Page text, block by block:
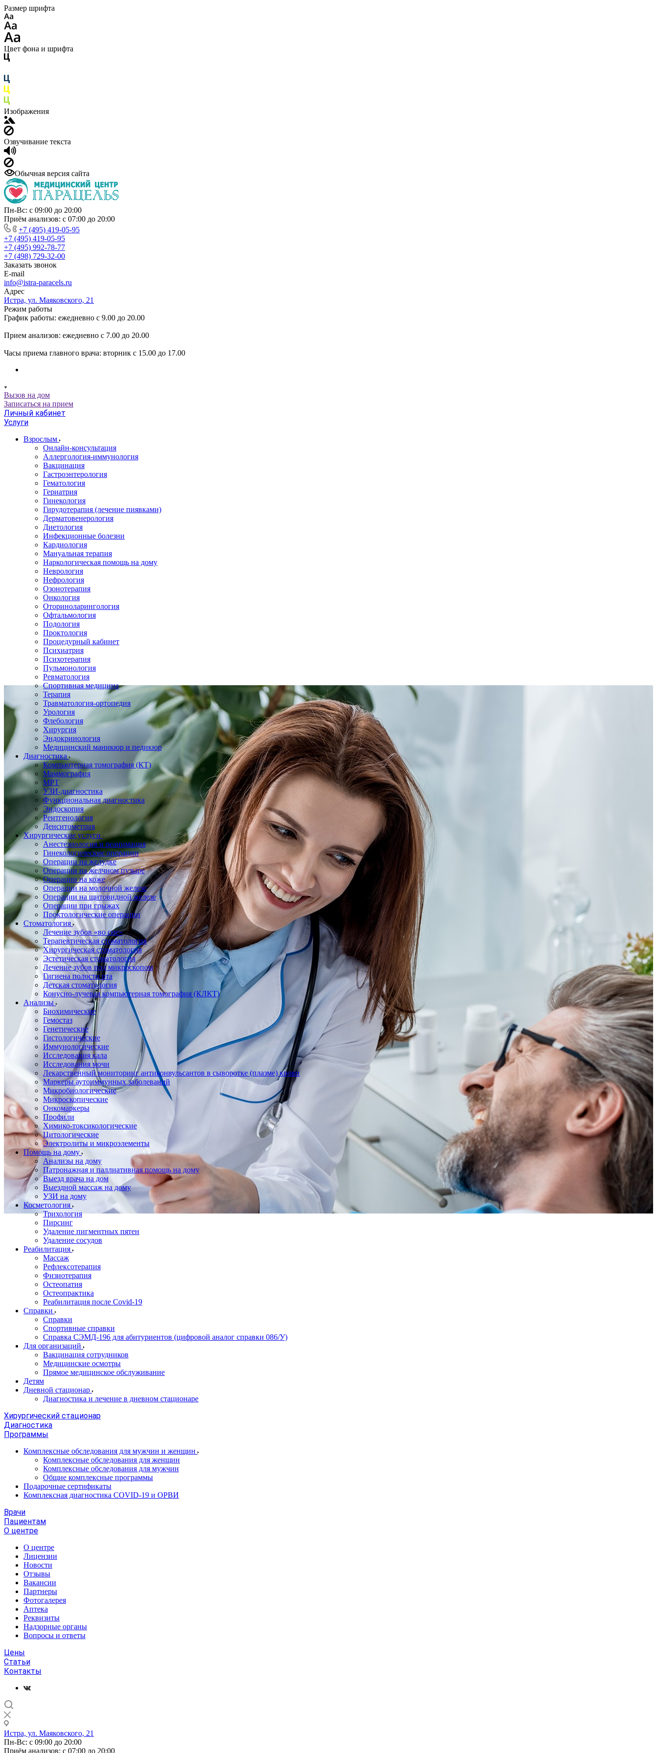
Размер шрифта
Цвет фона и шрифта
Изображения
Озвучивание текста
Обычная версия сайта
Пн-Вс: с 09:00 до 20:00
Приём анализов: с 07:00 до 20:00
+7 (495) 419-05-95
+7 (495) 419-05-95
+7 (495) 992-78-77
+7 (498) 729-32-00
Заказать звонок
E-mail
info@istra-paracels.ru
Адрес
Истра, ул. Маяковского, 21
Режим работы
График работы: ежедневно с 9.00 до 20.00
Прием анализов: ежедневно с 7.00 до 20.00
Часы приема главного врача: вторник с 15.00 до 17.00
Вызов на дом
Записаться на прием
Личный кабинет
Услуги
Взрослым
Онлайн-консультация
Аллергология-иммунология
Вакцинация
Гастроэнтерология
Гематология
Гериатрия
Гинекология
Гирудотерапия (лечение пиявками)
Дерматовенерология
Диетология
Инфекционные болезни
Кардиология
Мануальная терапия
Наркологическая помощь на дому
Неврология
Нефрология
Озонотерапия
Онкология
Оториноларингология
Офтальмология
Подология
Проктология
Процедурный кабинет
Психиатрия
Психотерапия
Пульмонология
Ревматология
Спортивная медицина
Терапия
Травматология-ортопедия
Урология
Флебология
Хирургия
Эндокринология
Медицинский маникюр и педикюр
Диагностика
Компьютерная томография (КТ)
Маммография
МРТ
УЗИ-диагностика
Функциональная диагностика
Эндоскопия
Рентгенология
Денситометрия
Хирургические услуги
Анестезиология и реанимация
Гинекологические операции
Операции на желудке
Операции на желчном пузыре
Операции на коже
Операции на молочной железе
Операции на щитовидной железе
Операции при грыжах
Проктологические операции
Стоматология
Лечение зубов «во сне»
Терапевтическая стоматология
Хирургическая стоматология
Эстетическая стоматология
Лечение зубов под микроскопом
Гигиена полости рта
Детская стоматология
Конусно-лучевая компьютерная томография (КЛКТ)
Анализы
Биохимические
Гемостаз
Генетические
Гистологические
Иммунологические
Исследования кала
Исследования мочи
Лекарственный мониторинг антиконвульсантов в сыворотке (плазме) крови
Маркеры аутоиммунных заболеваний
Микробиологические
Микроскопические
Онкомаркеры
Профили
Химико-токсикологические
Цитологические
Электролиты и микроэлементы
Помощь на дому
Анализы на дому
Патронажная и паллиативная помощь на дому
Выезд врача на дом
Выездной массаж на дому
УЗИ на дому
Косметология
Трихология
Пирсинг
Удаление пигментных пятен
Удаление сосудов
Реабилитация
Массаж
Рефлексотерапия
Физиотерапия
Остеопатия
Остеопрактика
Реабилитация после Covid-19
Справки
Справки
Спортивные справки
Справка СЭМД‑196 для абитуриентов (цифровой аналог справки 086/У)
Для организаций
Вакцинация сотрудников
Медицинские осмотры
Прямое медицинское обслуживание
Детям
Дневной стационар
Диагностика и лечение в дневном стационаре
Хирургический стационар
Диагностика
Программы
Комплексные обследования для мужчин и женщин
Комплексные обследования для женщин
Комплексные обследования для мужчин
Общие комплексные программы
Подарочные сертификаты
Комплексная диагностика COVID-19 и ОРВИ
Врачи
Пациентам
О центре
О центре
Лицензии
Новости
Отзывы
Вакансии
Партнеры
Фотогалерея
Аптека
Реквизиты
Надзорные органы
Вопросы и ответы
Цены
Статьи
Контакты
Истра, ул. Маяковского, 21
Пн-Вс: с 09:00 до 20:00
Приём анализов: с 07:00 до 20:00